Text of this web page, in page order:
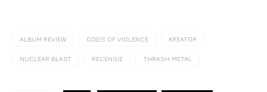
ALBUM REVIEW GODS OF VIOLENCE KREATOR
NUCLEAR BLAST RECENSIE THRASH METAL